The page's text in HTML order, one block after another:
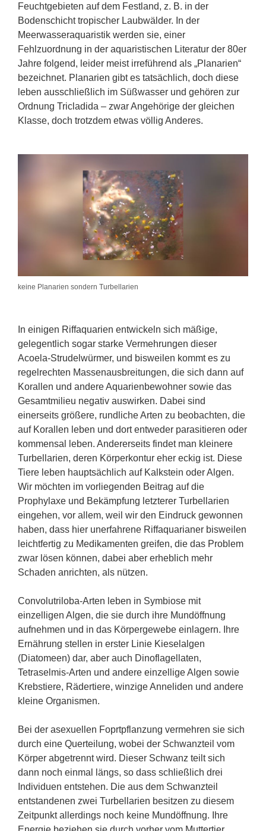
Feuchtgebieten auf dem Festland, z. B. in der
Bodenschicht tropischer Laubwälder. In der
Meerwasseraquaristik werden sie, einer
Fehlzuordnung in der aquaristischen Literatur der 80er
Jahre folgend, leider meist irreführend als „Planarien“
bezeichnet. Planarien gibt es tatsächlich, doch diese
leben ausschließlich im Süßwasser und gehören zur
Ordnung Tricladida – zwar Angehörige der gleichen
Klasse, doch trotzdem etwas völlig Anderes.
keine Planarien sondern Turbellarien
In einigen Riffaquarien entwickeln sich mäßige,
gelegentlich sogar starke Vermehrungen dieser
Acoela-Strudelwürmer, und bisweilen kommt es zu
regelrechten Massenausbreitungen, die sich dann auf
Korallen und andere Aquarienbewohner sowie das
Gesamtmilieu negativ auswirken. Dabei sind
einerseits größere, rundliche Arten zu beobachten, die
auf Korallen leben und dort entweder parasitieren oder
kommensal leben. Andererseits findet man kleinere
Turbellarien, deren Körperkontur eher eckig ist. Diese
Tiere leben hauptsächlich auf Kalkstein oder Algen.
Wir möchten im vorliegenden Beitrag auf die
Prophylaxe und Bekämpfung letzterer Turbellarien
eingehen, vor allem, weil wir den Eindruck gewonnen
haben, dass hier unerfahrene Riffaquarianer bisweilen
leichtfertig zu Medikamenten greifen, die das Problem
zwar lösen können, dabei aber erheblich mehr
Schaden anrichten, als nützen.
Convolutriloba-Arten leben in Symbiose mit
einzelligen Algen, die sie durch ihre Mundöffnung
aufnehmen und in das Körpergewebe einlagern. Ihre
Ernährung stellen in erster Linie Kieselalgen
(Diatomeen) dar, aber auch Dinoflagellaten,
Tetraselmis-Arten und andere einzellige Algen sowie
Krebstiere, Rädertiere, winzige Anneliden und andere
kleine Organismen.
Bei der asexuellen Foprtpflanzung vermehren sie sich
durch eine Querteilung, wobei der Schwanzteil vom
Körper abgetrennt wird. Dieser Schwanz teilt sich
dann noch einmal längs, so dass schließlich drei
Individuen entstehen. Die aus dem Schwanzteil
entstandenen zwei Turbellarien besitzen zu diesem
Zeitpunkt allerdings noch keine Mundöffnung. Ihre